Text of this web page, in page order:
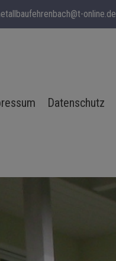
online.de
Datenschutz